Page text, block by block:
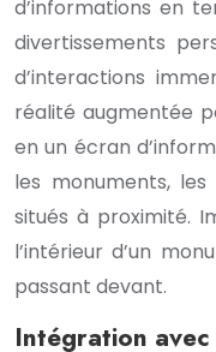
d’informations en
divertissements
d’interactions
réalité augmentée
en un écran
les monuments,
situés à proximité.
l’intérieur d’un
passant devant.
Intégration